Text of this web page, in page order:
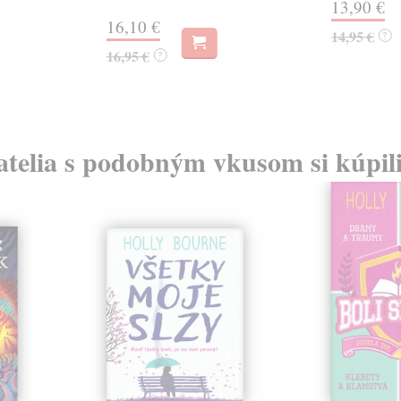
16,10 €
16,95 € ?
13,90 €
14,95 € ?
s podobným vkusom si